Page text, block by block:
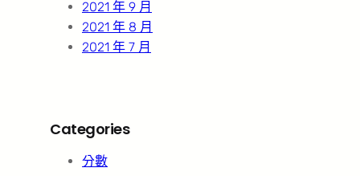
2021 年 9 月
2021 年 8 月
2021 年 7 月
Categories
分數